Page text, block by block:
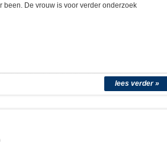
De vrouw is voor verder onderzoek
lees verder »